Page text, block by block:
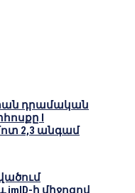
դրամական
I
2,3 անգամ
ի միջոցով